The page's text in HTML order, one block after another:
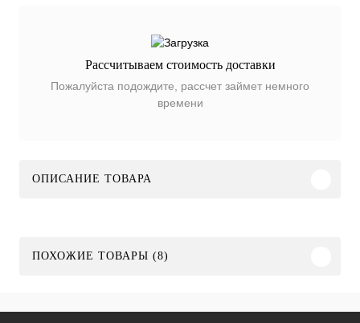
Рассчитываем стоимость доставки
Пожалуйста подождите, рассчет займет немного
времени
ОПИСАНИЕ ТОВАРА
ПОХОЖИЕ ТОВАРЫ (8)